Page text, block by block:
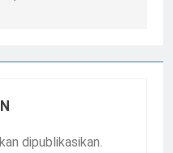
dipublikasikan.